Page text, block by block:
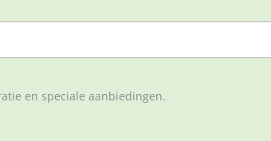
en speciale aanbiedingen.